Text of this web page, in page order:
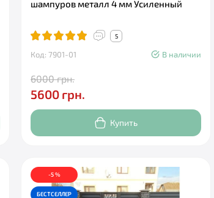
шампуров металл 4 мм Усиленный
5
Код: 7901-01 В наличии
6000 грн.
5600 грн.
Купить
-5 %
БЕСТСЕЛЛЕР